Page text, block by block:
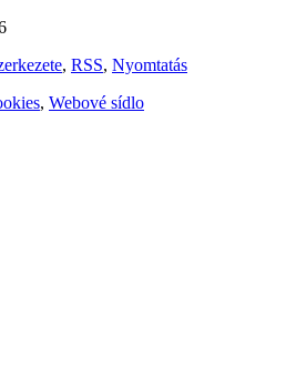
, RSS, Nyomtatás
, Webové sídlo